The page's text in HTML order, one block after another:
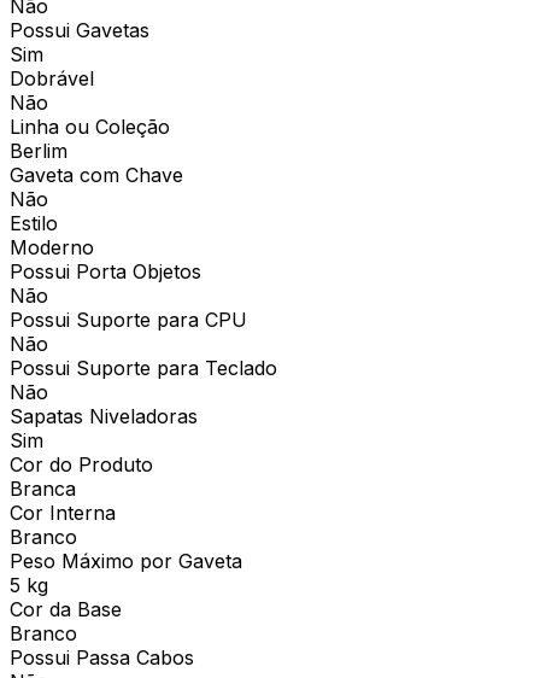
Não
Possui Gavetas
Sim
Dobrável
Não
Linha ou Coleção
Berlim
Gaveta com Chave
Não
Estilo
Moderno
Possui Porta Objetos
Não
Possui Suporte para CPU
Não
Possui Suporte para Teclado
Não
Sapatas Niveladoras
Sim
Cor do Produto
Branca
Cor Interna
Branco
Peso Máximo por Gaveta
5 kg
Cor da Base
Branco
Possui Passa Cabos